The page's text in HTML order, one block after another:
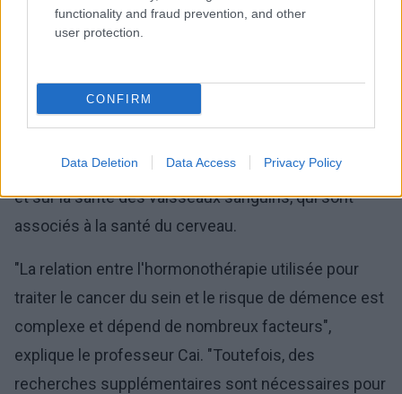
functionality and fraud prevention, and other
user protection.
CONFIRM
Data Deletion Data Access Privacy Policy
sorte que ces thérapies peuvent affecter le risque
affectant la production d'œstrogènes ou en régulant
les niveaux des récepteurs d'œstrogènes.
l'élimination d'une protéine appelée bêta-amyloïde
et sur la santé des vaisseaux sanguins, qui sont
associés à la santé du cerveau.
"La relation entre l'hormonothérapie utilisée pour
traiter le cancer du sein et le risque de démence est
complexe et dépend de nombreux facteurs",
explique le professeur Cai. "Toutefois, des
recherches supplémentaires sont nécessaires pour